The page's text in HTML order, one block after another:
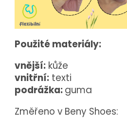
Použité materiály:
vnější: kůže
vnitřní: texti
podrážka:guma
Změřeno v Beny Shoes: